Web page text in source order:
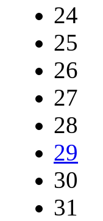
24
25
26
27
28
29
30
31